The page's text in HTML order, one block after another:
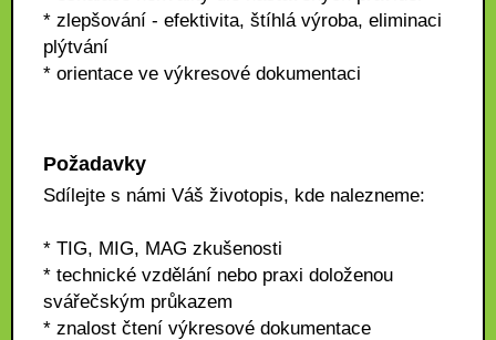
* zlepšování - efektivita, štíhlá výroba, eliminaci
plýtvání
* orientace ve výkresové dokumentaci
Požadavky
Sdílejte s námi Váš životopis, kde nalezneme:
* TIG, MIG, MAG zkušenosti
* technické vzdělání nebo praxi doloženou
svářečským průkazem
* znalost čtení výkresové dokumentace